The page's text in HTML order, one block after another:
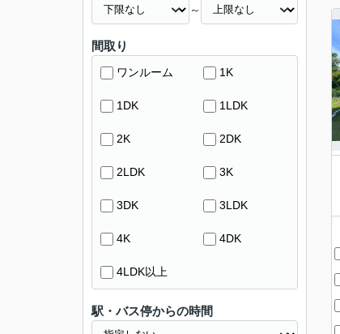
～
間取り
ワンルーム 1K
1DK 1LDK
2K 2DK
2LDK 3K
3DK 3LDK
4K 4DK
4LDK以上
駅・バス停からの時間